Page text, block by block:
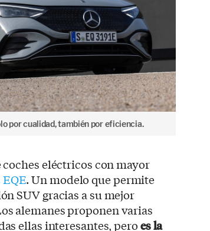
por cualidad, también por eficiencia.
eléctricos con mayor
. Un modelo que permite
SUV gracias a su mejor
alemanes proponen varias
ellas interesantes, peroes la